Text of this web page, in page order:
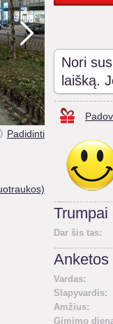
Padidinti
Nori
laišką.
Trumpai
Dar šis tas:
Anketos
Vardas:
Slapyvardis:
Amžius:
Gimimo